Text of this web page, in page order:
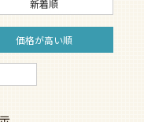
新着順
価格が高い順